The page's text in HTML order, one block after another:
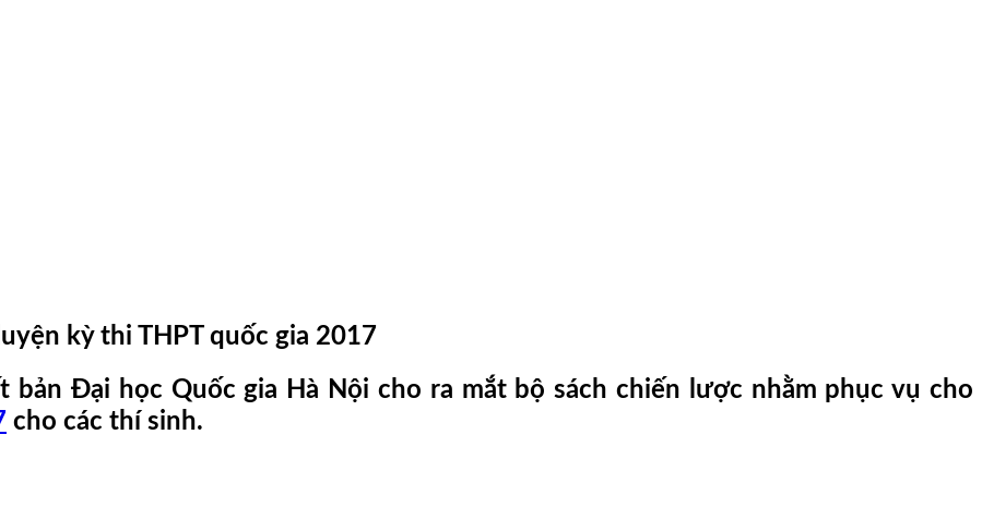
kỳ thi THPT quốc gia 2017
Đại học Quốc gia Hà Nội cho ra mắt bộ sách chiến lược nhằm phục vụ cho
cho các thí sinh.